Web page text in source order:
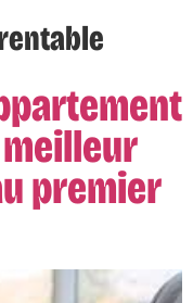
premier